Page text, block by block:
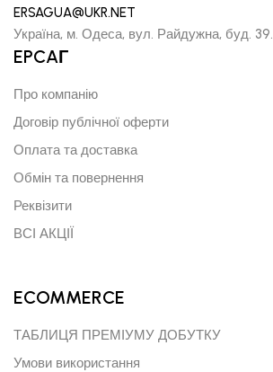
ERSAGUA@UKR.NET
Україна, м. Одеса, вул. Райдужна, буд. 39.
EPCAГ
Про компанію
Договір публічної оферти
Оплата та доставка
Обмін та повернення
Реквізити
ВСІ АКЦІЇ
ECOMMERCE
ТАБЛИЦЯ ПРЕМІУМУ ДОБУТКУ
Умови використання